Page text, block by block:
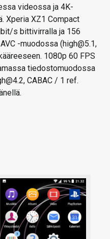
videossa ja 4K-
Xperia XZ1 Compact
s bittivirralla ja 156
-muodossa (high@5.1,
1080p 60 FPS
tiedostomuodossa
CABAC / 1 ref.